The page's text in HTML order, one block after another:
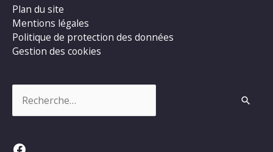
Plan du site
Mentions légales
Politique de protection des données
Gestion des cookies